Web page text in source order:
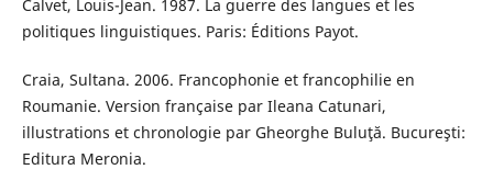
Calvet, Louis-Jean. 1987. La guerre des langues et les
politiques linguistiques. Paris: Éditions Payot.
Craia, Sultana. 2006. Francophonie et francophilie en
Roumanie. Version française par Ileana Catunari,
illustrations et chronologie par Gheorghe Buluţă. Bucureşti:
Editura Meronia.